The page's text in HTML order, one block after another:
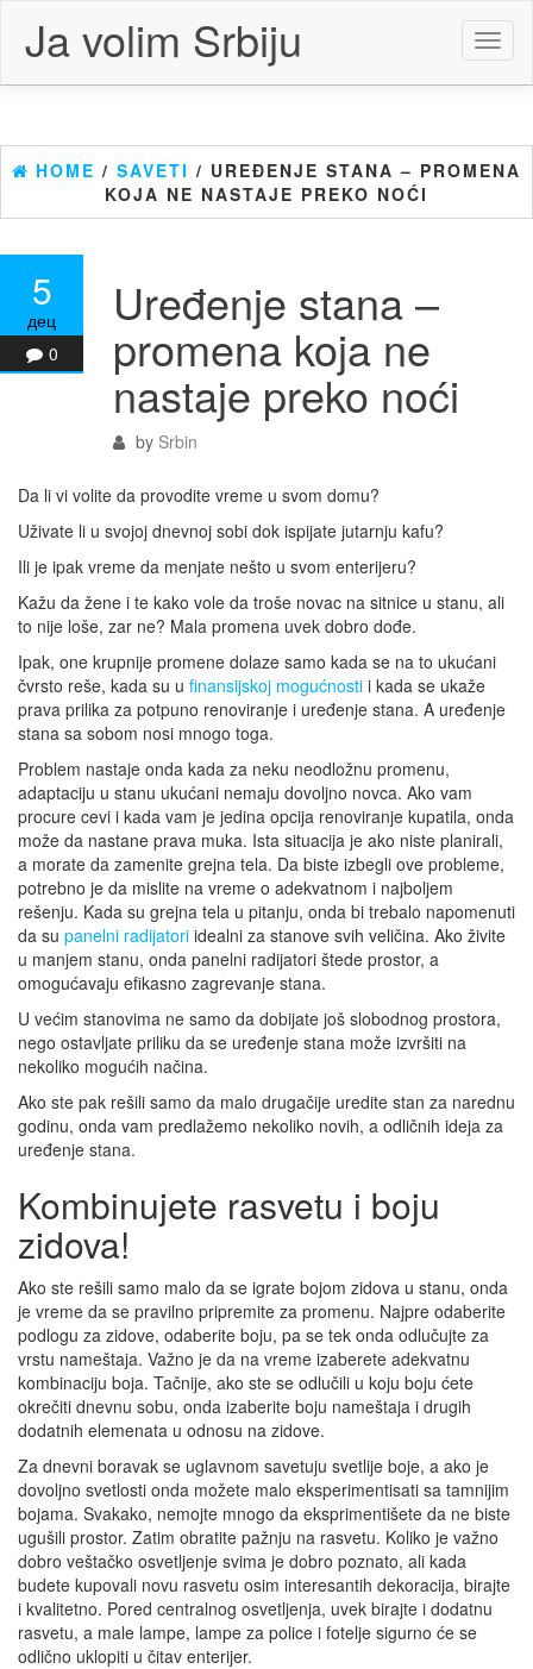
content
Ja volim Srbiju
HOME / SAVETI / UREĐENJE STANA – PROMENA
KOJA NE NASTAJE PREKO NOĆI
5
дец
0
Uređenje stana –
promena koja ne
nastaje preko noći
by Srbin
Da li vi volite da provodite vreme u svom domu?
Uživate li u svojoj dnevnoj sobi dok ispijate jutarnju kafu?
Ili je ipak vreme da menjate nešto u svom enterijeru?
Kažu da žene i te kako vole da troše novac na sitnice u stanu, ali
to nije loše, zar ne? Mala promena uvek dobro dođe.
Ipak, one krupnije promene dolaze samo kada se na to ukućani
čvrsto reše, kada su u finansijskoj mogućnosti i kada se ukaže
prava prilika za potpuno renoviranje i uređenje stana. A uređenje
stana sa sobom nosi mnogo toga.
Problem nastaje onda kada za neku neodložnu promenu,
adaptaciju u stanu ukućani nemaju dovoljno novca. Ako vam
procure cevi i kada vam je jedina opcija renoviranje kupatila, onda
može da nastane prava muka. Ista situacija je ako niste planirali,
a morate da zamenite grejna tela. Da biste izbegli ove probleme,
potrebno je da mislite na vreme o adekvatnom i najboljem
rešenju. Kada su grejna tela u pitanju, onda bi trebalo napomenuti
da su panelni radijatori idealni za stanove svih veličina. Ako živite
u manjem stanu, onda panelni radijatori štede prostor, a
omogućavaju efikasno zagrevanje stana.
U većim stanovima ne samo da dobijate još slobodnog prostora,
nego ostavljate priliku da se uređenje stana može izvršiti na
nekoliko mogućih načina.
Ako ste pak rešili samo da malo drugačije uredite stan za narednu
godinu, onda vam predlažemo nekoliko novih, a odličnih ideja za
uređenje stana.
Kombinujete rasvetu i boju
zidova!
Ako ste rešili samo malo da se igrate bojom zidova u stanu, onda
je vreme da se pravilno pripremite za promenu. Najpre odaberite
podlogu za zidove, odaberite boju, pa se tek onda odlučujte za
vrstu nameštaja. Važno je da na vreme izaberete adekvatnu
kombinaciju boja. Tačnije, ako ste se odlučili u koju boju ćete
okrečiti dnevnu sobu, onda izaberite boju nameštaja i drugih
dodatnih elemenata u odnosu na zidove.
Za dnevni boravak se uglavnom savetuju svetlije boje, a ako je
dovoljno svetlosti onda možete malo eksperimentisati sa tamnijim
bojama. Svakako, nemojte mnogo da eksprimentišete da ne biste
ugušili prostor. Zatim obratite pažnju na rasvetu. Koliko je važno
dobro veštačko osvetljenje svima je dobro poznato, ali kada
budete kupovali novu rasvetu osim interesantih dekoracija, birajte
i kvalitetno. Pored centralnog osvetljenja, uvek birajte i dodatnu
rasvetu, a male lampe, lampe za police i fotelje sigurno će se
odlično uklopiti u čitav enterijer.